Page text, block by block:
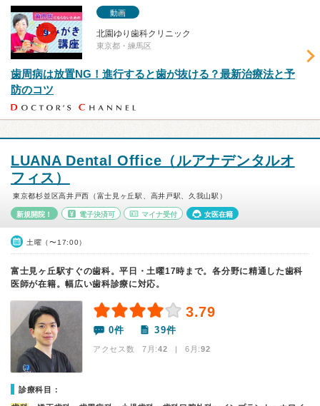
動画
北園ゆり歯科クリニック
東京都・練馬区
歯周病は放置NG！進行すると歯が抜ける？最新治療法と予
防のコツ
LUANA Dental Office（ルアナデンタルオ
フィス）
東京都杉並区高井戸西（富士見ヶ丘駅、高井戸駅、久我山駅）
新規開院！ 電子決済可 マイナ受付 女医在籍
土曜（〜17:00）
富士見ヶ丘駅すぐの歯科。平日・土曜17時まで。各分野に精通した歯科
医師が在籍。幅広い歯科診療に対応。
3.79
0件 39件
アクセス数 7月:42 | 6月:92
診療科目：